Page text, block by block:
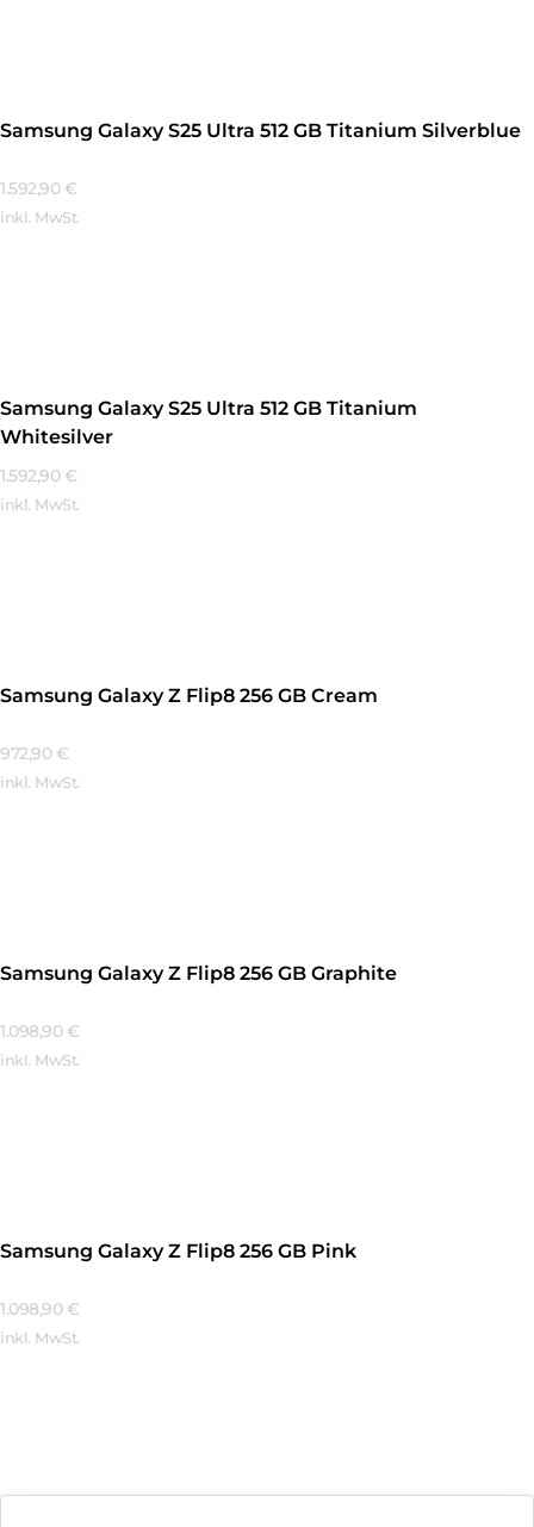
Samsung Galaxy S25 Ultra 512 GB Titanium Silverblue
1.592,90 €
inkl. MwSt.
Samsung Galaxy S25 Ultra 512 GB Titanium
Whitesilver
1.592,90 €
inkl. MwSt.
Samsung Galaxy Z Flip8 256 GB Cream
972,90 €
inkl. MwSt.
Samsung Galaxy Z Flip8 256 GB Graphite
1.098,90 €
inkl. MwSt.
Samsung Galaxy Z Flip8 256 GB Pink
1.098,90 €
inkl. MwSt.